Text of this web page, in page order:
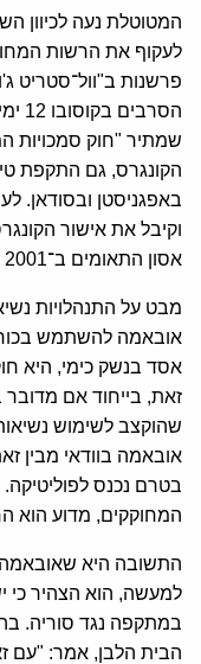
לעקוף את הרשות
פרשנות ב"וול־סטריט
שמתיר "חוק סמכויות
הקונגרס, גם התקפת
באפגניסטן ובסודאן.
וקיבל את אישור
אסון התאומים ב־2001 וגם במקרה של המלחמה בעיראק.
מבט על התנהלויות
אובאמה להשתמש
אסד בנשק כימי, היא
זאת, בייחוד אם
שהוקצב לשימוש
אובאמה בוודאי מבין
בטרם נכנס לפוליטיקה.
המחוקקים, מדוע הוא
התשובה היא שאובאמה
למעשה, הוא הצהיר כי
הבית הלבן, אמר: "עם